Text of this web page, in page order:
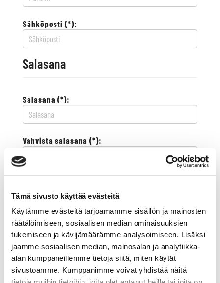
Tämä sivusto käyttää evästeitä
Käytämme evästeitä tarjoamamme sisällön ja mainosten
räätälöimiseen, sosiaalisen median ominaisuuksien
tukemiseen ja kävijämäärämme analysoimiseen. Lisäksi
jaamme sosiaalisen median, mainosalan ja analytiikka-
alan kumppaneillemme tietoja siitä, miten käytät
sivustoamme. Kumppanimme voivat yhdistää näitä
Sähköposti (*):
Salasana
Salasana (*):
Vahvista salasana (*):
Yhteystiedot
Katuosoite (*):